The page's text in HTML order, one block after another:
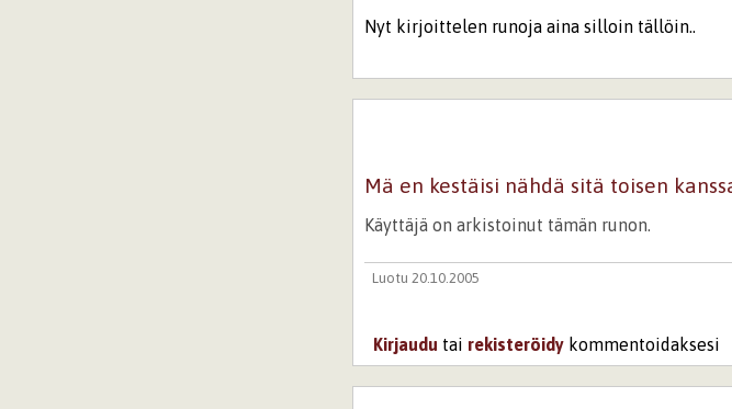
Nyt kirjoittelen runoja aina silloin tällöin..
Mä en kestäisi nähdä sitä toisen
Käyttäjä on arkistoinut tämän runon.
Luotu 20.10.2005
Kirjaudu tai rekisteröidy kommentoidaksesi